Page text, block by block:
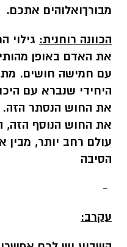
מבורךואלוהים אתכם.
הכוונה רוחנית: גילוי
את האדם באופן
עם חמישה חושים.
היחידי שנברא עם
את החוש הנסתר
את החוש הנוסף הזה,
עולם רחב יותר,
הסיבה
-
עקרב: